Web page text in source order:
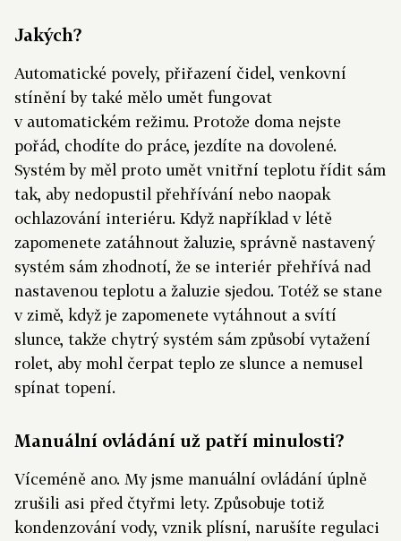
Jakých?
Automatické povely, přiřazení čidel, venkovní
stínění by také mělo umět fungovat
v automatickém režimu. Protože doma nejste
pořád, chodíte do práce, jezdíte na dovolené.
Systém by měl proto umět vnitřní teplotu řídit sám
tak, aby nedopustil přehřívání nebo naopak
ochlazování interiéru. Když například v létě
zapomenete zatáhnout žaluzie, správně nastavený
systém sám zhodnotí, že se interiér přehřívá nad
nastavenou teplotu a žaluzie sjedou. Totéž se stane
v zimě, když je zapomenete vytáhnout a svítí
slunce, takže chytrý systém sám způsobí vytažení
rolet, aby mohl čerpat teplo ze slunce a nemusel
spínat topení.
Manuální ovládání už patří minulosti?
Víceméně ano. My jsme manuální ovládání úplně
zrušili asi před čtyřmi lety. Způsobuje totiž
kondenzování vody, vznik plísní, narušíte regulaci